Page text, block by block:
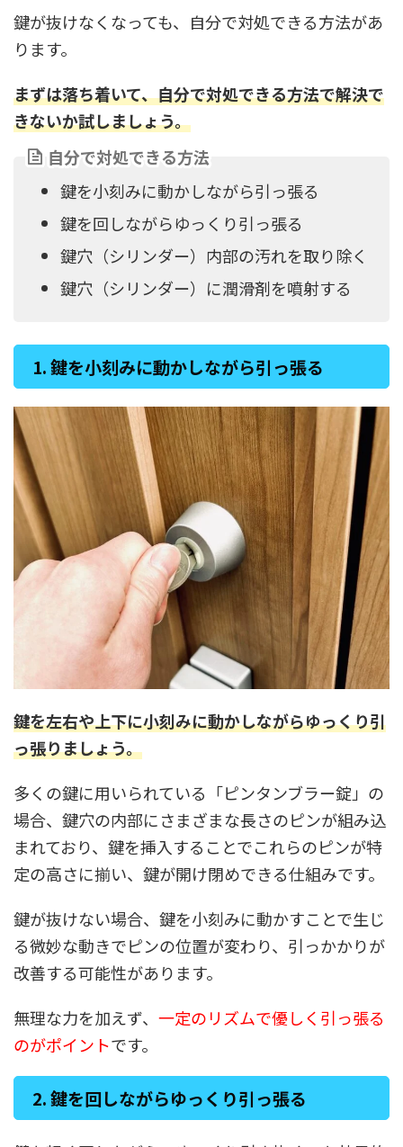
鍵が抜けなくなっても、自分で対処できる方法があ
ります。
まずは落ち着いて、自分で対処できる方法で解決で
きないか試しましょう。
自分で対処できる方法
鍵を小刻みに動かしながら引っ張る
鍵を回しながらゆっくり引っ張る
鍵穴（シリンダー）内部の汚れを取り除く
鍵穴（シリンダー）に潤滑剤を噴射する
1. 鍵を小刻みに動かしながら引っ張る
鍵を左右や上下に小刻みに動かしながらゆっくり引
っ張りましょう。
多くの鍵に用いられている「ピンタンブラー錠」の
場合、鍵穴の内部にさまざまな長さのピンが組み込
まれており、鍵を挿入することでこれらのピンが特
定の高さに揃い、鍵が開け閉めできる仕組みです。
鍵が抜けない場合、鍵を小刻みに動かすことで生じ
る微妙な動きでピンの位置が変わり、引っかかりが
改善する可能性があります。
無理な力を加えず、 一定のリズムで優しく引っ張る
のがポイントです。
2. 鍵を回しながらゆっくり引っ張る